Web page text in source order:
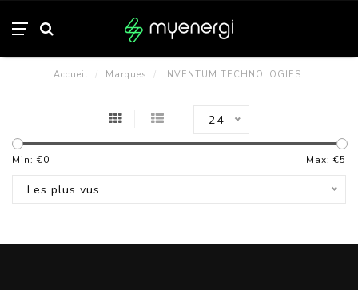
Accueil / Marques / INVENTUM TECHNOLOGIES
24
Min: €0 Max: €5
Les plus vus